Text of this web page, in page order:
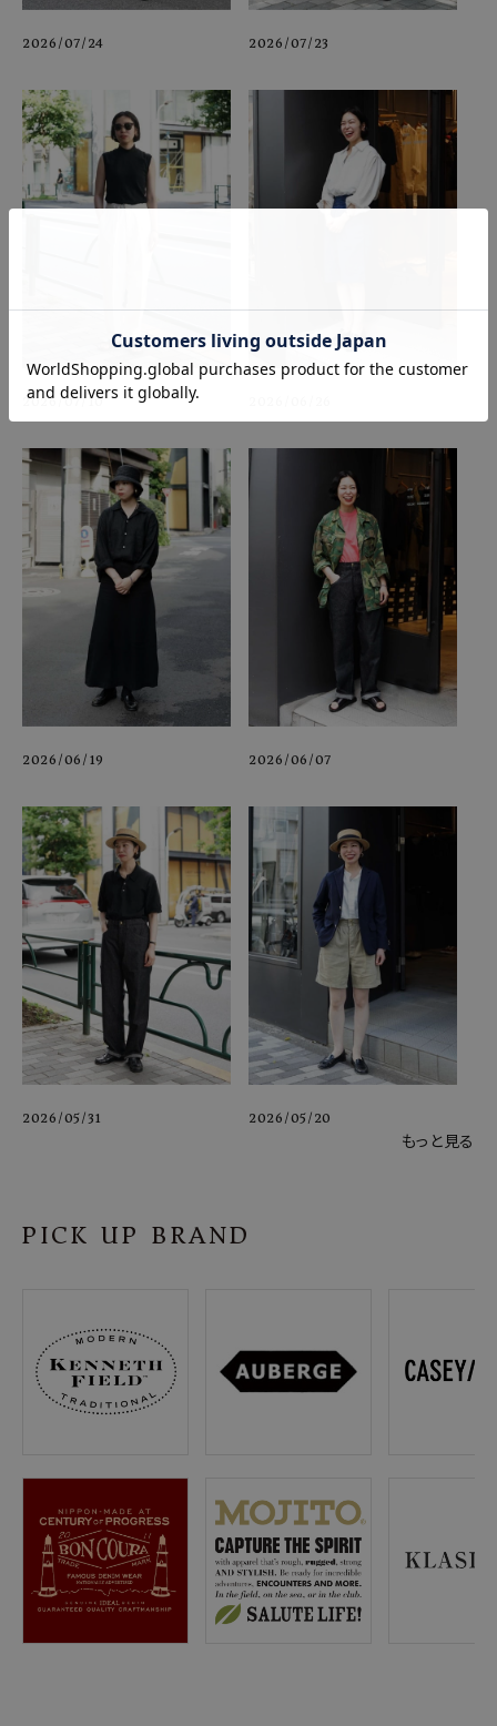
2026/07/24 2026/07/23
2026/07/10
2026/06/19 2026/06/07
2026/05/31 2026/05/20
もっと見る
PICK UP BRAND